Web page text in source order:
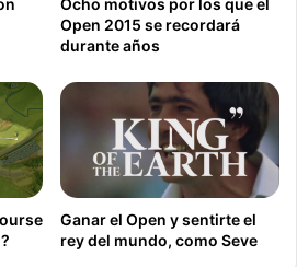
Open 2015 se recordará
durante años
Ganar el Open y sentirte el
rey del mundo, como Seve